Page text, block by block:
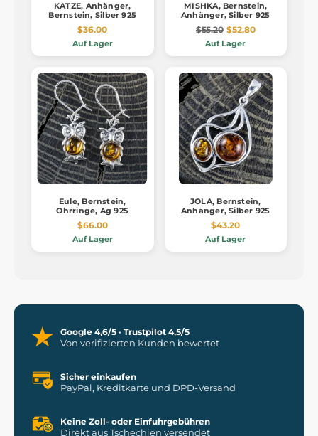
KATZE, Anhänger,
Bernstein, Silber 925
$36.00
Auf Lager
MISHKA, Bernstein,
Anhänger, Silber 925
$55.20 $52.80
Auf Lager
Eule, Bernstein,
Ohrringe, Ag 925
$66.00
Auf Lager
JOLA, Bernstein,
Anhänger, Silber 925
$43.20
Auf Lager
Google 4,6/5 · Trustpilot 4,5/5
Von verifizierten Kunden bewertet
Sicher einkaufen
PayPal, Kreditkarte und DPD-Versand
Keine Zoll- oder Einfuhrgebühren
Direkt aus Tschechien versendet